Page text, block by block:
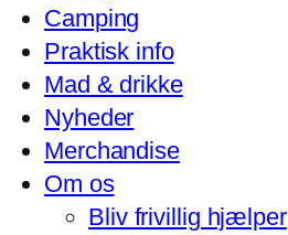
Camping
Praktisk info
Mad & drikke
Nyheder
Merchandise
Om os
Bliv frivillig hjælper